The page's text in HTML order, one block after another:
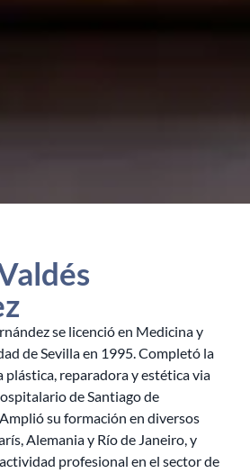
se licenció en Medicina y
de Sevilla en 1995. Completó la
plástica, reparadora y estética via
de Santiago de
su formación en diversos
Alemania y Río de Janeiro, y
profesional en el sector de